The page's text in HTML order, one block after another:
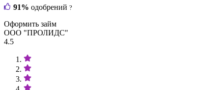
91% одобрений ?
Оформить займ
ООО "ПРОЛИДС"
4.5